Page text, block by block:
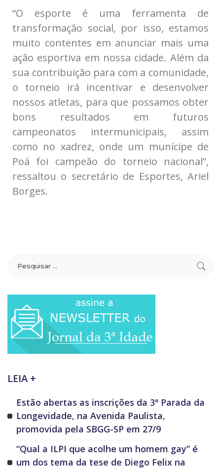
“O esporte é uma ferramenta de
transformação social, por isso, estamos
muito contentes em anunciar mais uma
ação esportiva em nossa cidade. Além da
sua contribuição para com a comunidade,
o torneio irá incentivar e desenvolver
nossos atletas, para que possamos obter
bons resultados em futuros
campeonatos intermunicipais, assim
como no xadrez, onde um munícipe de
Poá foi campeão do torneio nacional”,
ressaltou o secretário de Esportes, Ariel
Borges.
LEIA +
Estão abertas as inscrições da 3ª Parada da
Longevidade, na Avenida Paulista,
promovida pela SBGG-SP em 27/9
“Qual a ILPI que acolhe um homem gay” é
um dos tema da tese de Diego Felix na